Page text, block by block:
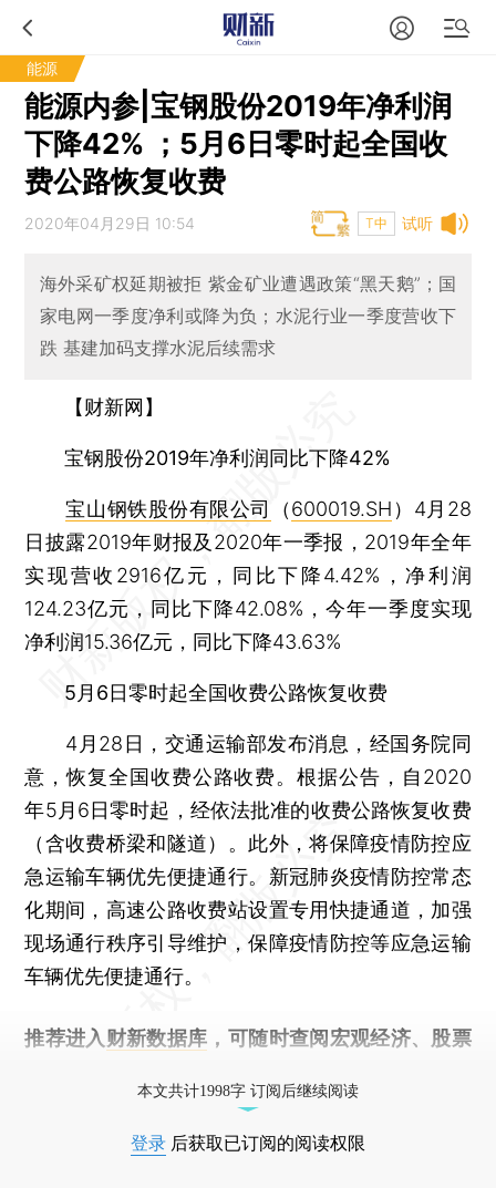
能源
能源内参|宝钢股份2019年净利润
下降42% ；5月6日零时起全国收
费公路恢复收费
试听
2020年04月29日 10:54 T中
海外采矿权延期被拒 紫金矿业遭遇政策“黑天鹅”；国
家电网一季度净利或降为负；水泥行业一季度营收下
跌 基建加码支撑水泥后续需求
【财新网】
宝钢股份2019年净利润同比下降42%
宝山钢铁股份有限公司 （600019.SH ）4月28
日披露2019年财报及2020年一季报，2019年全年
实现营收2916亿元，同比下降4.42%，净利润
124.23亿元，同比下降42.08%，今年一季度实现
净利润15.36亿元，同比下降43.63%
5月6日零时起全国收费公路恢复收费
4月28日，交通运输部发布消息，经国务院同
意，恢复全国收费公路收费。根据公告，自2020
年5月6日零时起，经依法批准的收费公路恢复收费
（含收费桥梁和隧道）。此外，将保障疫情防控应
急运输车辆优先便捷通行。新冠肺炎疫情防控常态
化期间，高速公路收费站设置专用快捷通道，加强
现场通行秩序引导维护，保障疫情防控等应急运输
车辆优先便捷通行。
推荐进入 财新数据库 ，可随时查阅宏观经济、股票
本文共计1998字 订阅后继续阅读
登录 后获取已订阅的阅读权限